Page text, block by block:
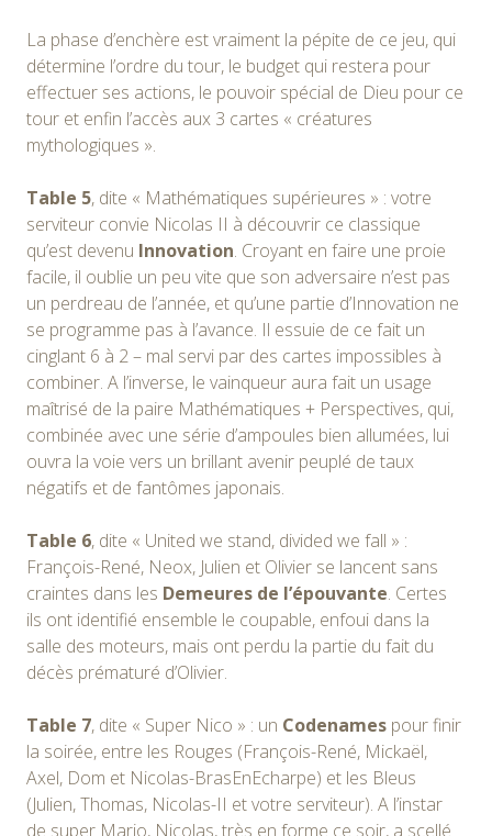
La phase d’enchère est vraiment la pépite de ce jeu, qui
détermine l’ordre du tour, le budget qui restera pour
effectuer ses actions, le pouvoir spécial de Dieu pour ce
tour et enfin l’accès aux 3 cartes « créatures
mythologiques ».
Table 5, dite « Mathématiques supérieures » : votre
serviteur convie Nicolas II à découvrir ce classique
qu’est devenu Innovation. Croyant en faire une proie
facile, il oublie un peu vite que son adversaire n’est pas
un perdreau de l’année, et qu’une partie d’Innovation ne
se programme pas à l’avance. Il essuie de ce fait un
cinglant 6 à 2 – mal servi par des cartes impossibles à
combiner. A l’inverse, le vainqueur aura fait un usage
maîtrisé de la paire Mathématiques + Perspectives, qui,
combinée avec une série d’ampoules bien allumées, lui
ouvra la voie vers un brillant avenir peuplé de taux
négatifs et de fantômes japonais.
Table 6, dite « United we stand, divided we fall » :
François-René, Neox, Julien et Olivier se lancent sans
craintes dans les Demeures de l’épouvante. Certes
ils ont identifié ensemble le coupable, enfoui dans la
salle des moteurs, mais ont perdu la partie du fait du
décès prématuré d’Olivier.
Table 7, dite « Super Nico » : un Codenames pour finir
la soirée, entre les Rouges (François-René, Mickaël,
Axel, Dom et Nicolas-BrasEnEcharpe) et les Bleus
(Julien, Thomas, Nicolas-II et votre serviteur). A l’instar
de super Mario, Nicolas, très en forme ce soir, a scellé